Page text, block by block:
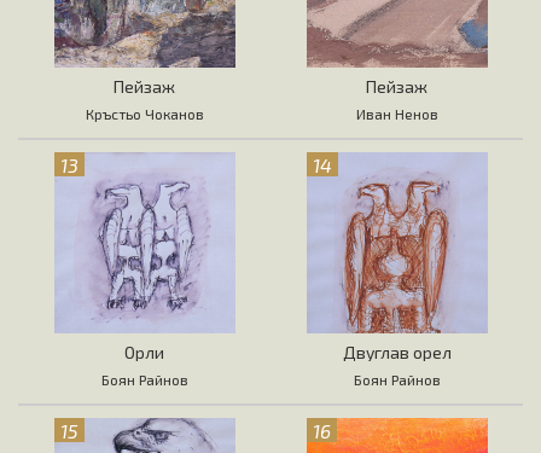
Пейзаж
Кръстьо Чоканов
Пейзаж
Иван Ненов
13
Орли
Боян Райнов
14
Двуглав орел
Боян Райнов
15 16